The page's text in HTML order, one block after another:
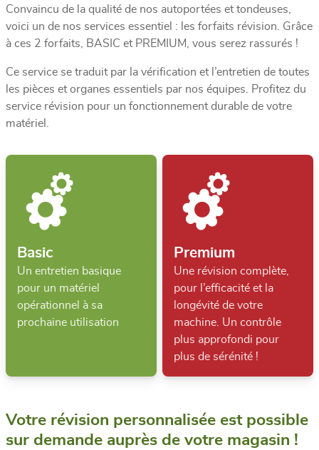
Convaincu de la qualité de nos autoportées et tondeuses,
voici un de nos services essentiel : les forfaits révision. Grâce
à ces 2 forfaits, BASIC et PREMIUM, vous serez rassurés !
Ce service se traduit par la vérification et l’entretien de toutes
les pièces et organes essentiels par nos équipes. Profitez du
service révision pour un fonctionnement durable de votre
matériel.
Basic
Un entretien basique
pour un matériel
opérationnel à sa
prochaine utilisation
Premium
Une révision complète,
pour l’efficacité et la
longévité de votre
machine. Un contrôle
plus approfondi pour
plus de sérénité !
Votre révision personnalisée est possible
sur demande auprès de votre magasin !